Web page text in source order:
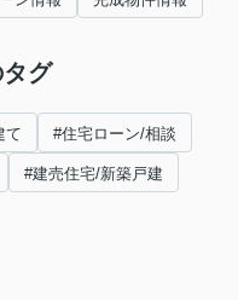
グ
て #住宅ローン/相談
#建売住宅/新築戸建